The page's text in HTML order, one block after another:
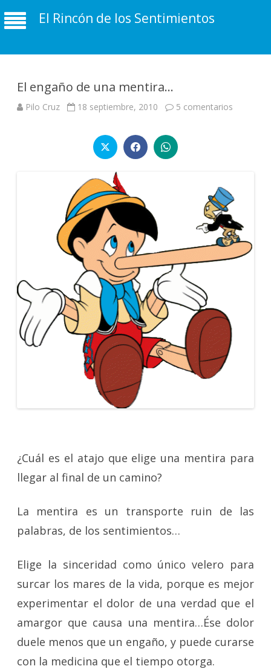
El Rincón de los Sentimientos
El engaño de una mentira…
Pilo Cruz 18 septiembre, 2010 5 comentarios
¿Cuál es el atajo que elige una mentira para
llegar al final de un camino?
La mentira es un transporte ruin de las
palabras, de los sentimientos…
Elige la sinceridad como único velero para
surcar los mares de la vida, porque es mejor
experimentar el dolor de una verdad que el
amargor que causa una mentira…Ése dolor
duele menos que un engaño, y puede curarse
con la medicina que el tiempo otorga.